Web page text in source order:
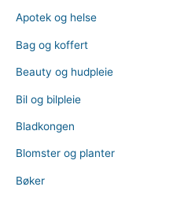
Apotek og helse
Bag og koffert
Beauty og hudpleie
Bil og bilpleie
Bladkongen
Blomster og planter
Bøker